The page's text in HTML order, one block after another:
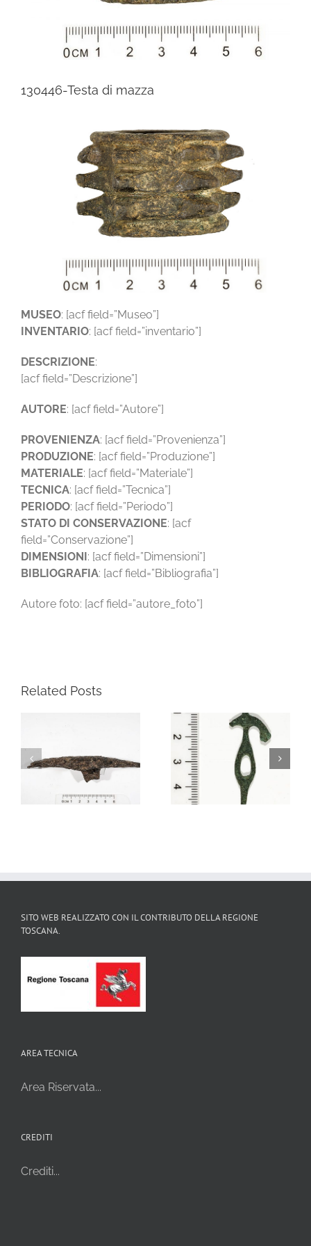
130446-Testa di mazza
MUSEO: [acf field=”Museo”]
INVENTARIO: [acf field=”inventario”]
DESCRIZIONE:
[acf field=”Descrizione”]
AUTORE: [acf field=”Autore”]
PROVENIENZA: [acf field=”Provenienza”]
PRODUZIONE: [acf field=”Produzione”]
MATERIALE: [acf field=”Materiale”]
TECNICA: [acf field=”Tecnica”]
PERIODO: [acf field=”Periodo”]
STATO DI CONSERVAZIONE: [acf
field=”Conservazione”]
DIMENSIONI: [acf field=”Dimensioni”]
BIBLIOGRAFIA: [acf field=”Bibliografia”]
Autore foto: [acf field=”autore_foto”]
Related Posts
19-1237, Bronzetto
votivo antropomorfo,
130468, Pugnale d’età
romana
SITO WEB REALIZZATO CON IL CONTRIBUTO DELLA REGIONE
TOSCANA.
AREA TECNICA
Area Riservata...
CREDITI
Crediti...